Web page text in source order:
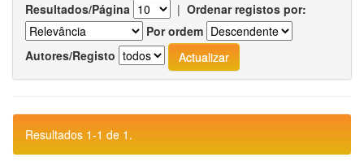
Resultados/Página | Ordenar registos por:
Por ordem
Autores/Registo
Resultados 1-1 de 1.